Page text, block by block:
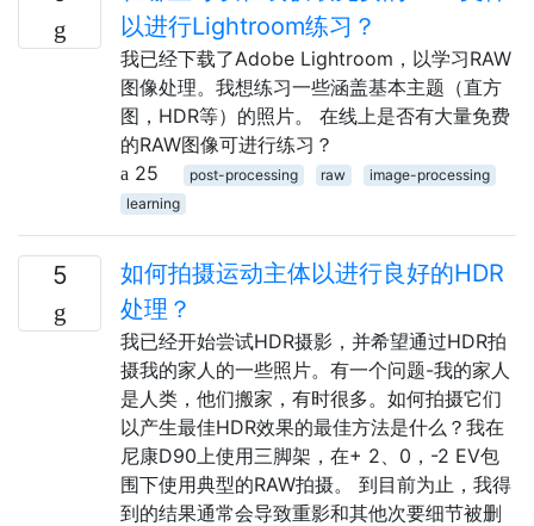
以进行Lightroom练习？
我已经下载了Adobe Lightroom，以学习RAW
图像处理。我想练习一些涵盖基本主题（直方
图，HDR等）的照片。 在线上是否有大量免费
的RAW图像可进行练习？
25
post-processing raw
image-processing
learning
5
如何拍摄运动主体以进行良好的HDR
处理？
我已经开始尝试HDR摄影，并希望通过HDR拍
摄我的家人的一些照片。有一个问题-我的家人
是人类，他们搬家，有时很多。如何拍摄它们
以产生最佳HDR效果的最佳方法是什么？我在
尼康D90上使用三脚架，在+ 2、0，-2 EV包
围下使用典型的RAW拍摄。 到目前为止，我得
到的结果通常会导致重影和其他次要细节被删